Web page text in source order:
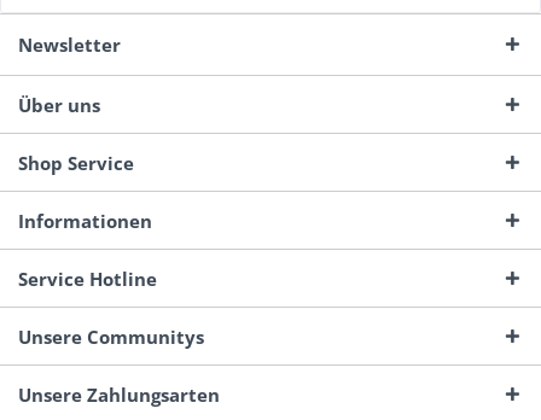
Newsletter
Über uns
Shop Service
Informationen
Service Hotline
Unsere Communitys
Unsere Zahlungsarten